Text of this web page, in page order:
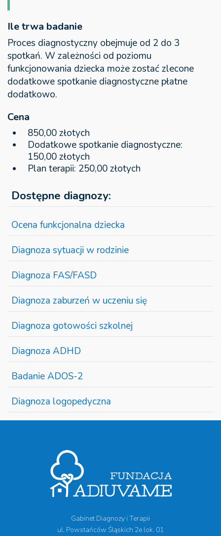
Ile trwa badanie
Proces diagnostyczny obejmuje od 2 do 3
spotkań. W zależności od poziomu
funkcjonowania dziecka może zostać zlecone
dodatkowe spotkanie diagnostyczne płatne
dodatkowo.
Cena
850,00 złotych
Dodatkowe spotkanie diagnostyczne:
150,00 złotych
Plan terapii: 250,00 złotych
Dostępne diagnozy:
Ocena funkcjonalna dziecka
Diagnoza sytuacji w rodzinie
Diagnoza FAS/FASD
Diagnoza zaburzeń w uczeniu się
Diagnoza gotowości szkolnej
Diagnoza ADHD
Badanie ADOS-2
Diagnoza logopedyczna
Gabinet Diagnozy i Terapii
ul. Powstańców Śląskich 2e lok. 01